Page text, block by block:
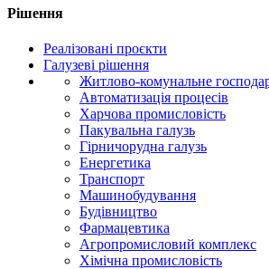
Рішення
Реалізовані проєкти
Галузеві рішення
Житлово-комунальне
Автоматизація процесів
Харчова промисловість
Пакувальна галузь
Гірничорудна галузь
Енергетика
Транспорт
Машинобудування
Будівництво
Фармацевтика
Агропромисловий комплекс
Хімічна промисловість